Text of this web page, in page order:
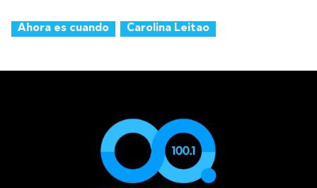
Ahora es cuando Carolina Leitao